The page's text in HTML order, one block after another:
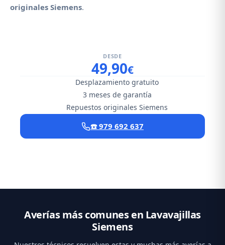
originales Siemens.
DESDE
49,90€
Desplazamiento gratuito
3 meses de garantía
Repuestos originales Siemens
☎️ 979 692 637
Averías más comunes en Lavavajillas
Siemens